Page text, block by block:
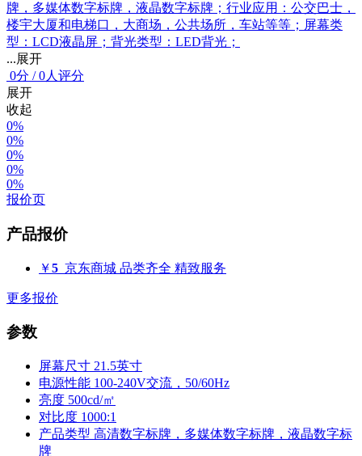
牌，多媒体数字标牌，液晶数字标牌；行业应用：公交巴士，
楼宇大厦和电梯口，大商场，公共场所，车站等等；屏幕类
型：LCD液晶屏；背光类型：LED背光；
...展开
0分 /0人评分
展开
收起
0%
0%
0%
0%
0%
报价页
产品报价
￥5 京东商城 品类齐全 精致服务
更多报价
参数
屏幕尺寸 21.5英寸
电源性能 100-240V交流，50/60Hz
亮度 500cd/㎡
对比度 1000:1
产品类型 高清数字标牌，多媒体数字标牌，液晶数字标
牌